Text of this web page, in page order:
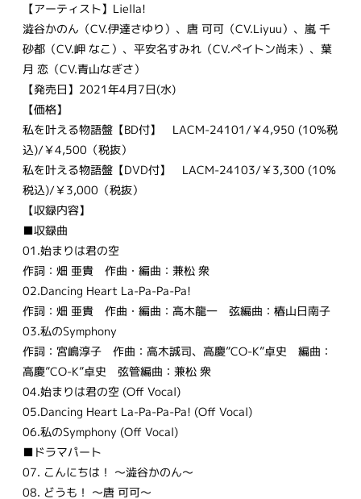
【アーティスト】Liella!
澁谷かのん（CV.伊達さゆり）、唐 可可（CV.Liyuu）、嵐 千
砂都（CV.岬 なこ）、平安名すみれ（CV.ペイトン尚未）、葉
月 恋（CV.青山なぎさ）
【発売日】2021年4月7日(水)
【価格】
私を叶える物語盤【BD付】 LACM-24101/￥4,950 (10%税
込)/￥4,500（税抜）
私を叶える物語盤【DVD付】 LACM-24103/￥3,300 (10%
税込)/￥3,000（税抜）
【収録内容】
■収録曲
01.始まりは君の空
作詞：畑 亜貴 作曲・編曲：兼松 衆
02.Dancing Heart La-Pa-Pa-Pa!
作詞：畑 亜貴 作曲・編曲：高木龍一 弦編曲：椿山日南子
03.私のSymphony
作詞：宮嶋淳子 作曲：高木誠司、高慶”CO-K”卓史 編曲：
高慶”CO-K”卓史 弦管編曲：兼松 衆
04.始まりは君の空 (Off Vocal)
05.Dancing Heart La-Pa-Pa-Pa! (Off Vocal)
06.私のSymphony (Off Vocal)
■ドラマパート
07. こんにちは！ ～澁谷かのん～
08. どうも！ ～唐 可可～